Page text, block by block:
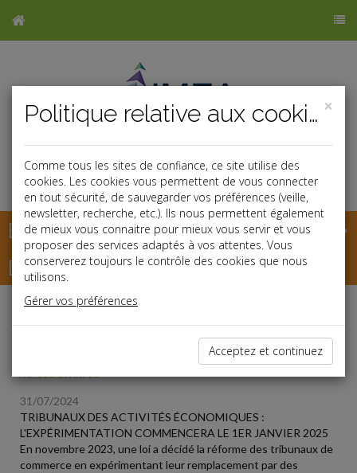
Base documentaire
Dépêches
Liste des dernières dépêches
31/07/2024
TRIBUNAUX DES ACTIVITÉS ÉCONOMIQUES :
L'EXPÉRIMENTATION COMMENCERA LE 1ER JANVIER 2025
En novembre 2023, une loi a décidé la réforme des tribunaux de
commerce en expérimentant leur remplacement par des
×
Politique relative aux cookies
Comme tous les sites de confiance, ce site utilise des
cookies. Les cookies vous permettent de vous connecter
en tout sécurité, de sauvegarder vos préférences (veille,
newsletter, recherche, etc.). Ils nous permettent également
de mieux vous connaitre pour mieux vous servir et vous
proposer des services adaptés à vos attentes. Vous
conserverez toujours le contrôle des cookies que nous
utilisons.
Gérer vos préférences
Acceptez et continuez